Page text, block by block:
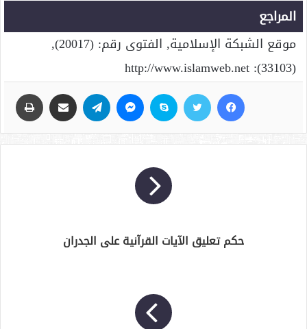
المراجع
موقع الشبكة الإسلامية, الفتوى رقم: (20017),
(33103): http://www.islamweb.net
حكم تعليق الآيات القرآنية على الجدران